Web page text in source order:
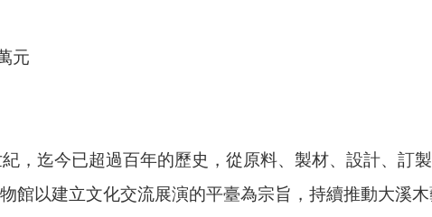
元
，迄今已超過百年的歷史，從原料、製材、設計、訂
館以建立文化交流展演的平臺為宗旨，持續推動大溪